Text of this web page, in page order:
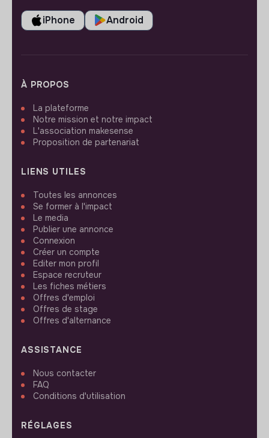
iPhone Android
À PROPOS
La plateforme
Notre mission et notre impact
L'association makesense
Proposition de partenariat
LIENS UTILES
Toutes les annonces
Se former à l'impact
Le media
Publier une annonce
Connexion
Créer un compte
Editer mon profil
Espace recruteur
Les fiches métiers
Offres d'emploi
Offres de stage
Offres d'alternance
ASSISTANCE
Nous contacter
FAQ
Conditions d'utilisation
RÉGLAGES